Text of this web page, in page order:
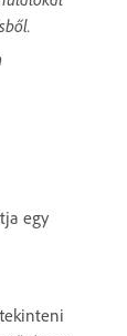
egy